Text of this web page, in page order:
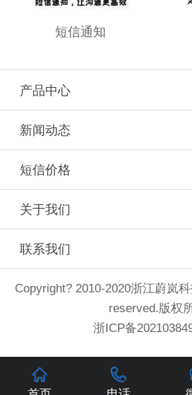
短信通知
产品中心
新闻动态
短信价格
关于我们
联系我们
Copyright? 2010-2020浙江蔚岚
reserved.版权
浙ICP备